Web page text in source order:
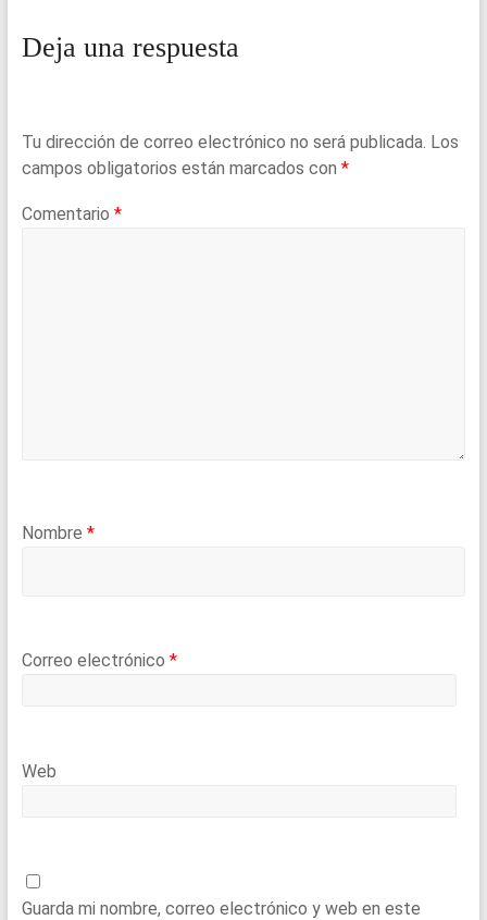
Deja una respuesta
Tu dirección de correo electrónico no será publicada. Los
campos obligatorios están marcados con *
Comentario *
Nombre *
Correo electrónico *
Web
Guarda mi nombre, correo electrónico y web en este